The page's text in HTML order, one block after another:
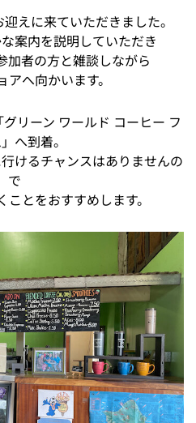
えに来ていただきました。
案内を説明していただき
加者の方と雑談しながら
へ向かいます。
リーン ワールド コーヒー フ
へ到着。
けるチャンスはありませんの
で
とをおすすめします。